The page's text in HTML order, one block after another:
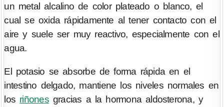
un metal alcalino de color plateado o blanco, el
cual se oxida rápidamente al tener contacto con el
aire y suele ser muy reactivo, especialmente con el
agua.
El potasio se absorbe de forma rápida en el
intestino delgado, mantiene los niveles normales en
los riñonesgracias a la hormona aldosterona, y